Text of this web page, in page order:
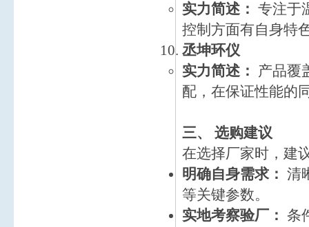
实力简述： 专注于
控制方面有自身特
丞坤环仪
实力简述： 产品覆
配，在保证性能的
三、 选购建议
在选择厂家时，建
明确自身需求： 清
等关键参数。
实地考察验厂： 条